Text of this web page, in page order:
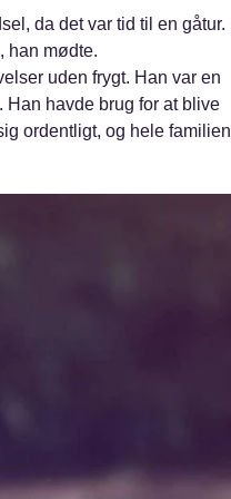
da det var tid til en gåtur.
han mødte.
uden frygt. Han var en
havde brug for at blive
ordentligt, og hele familien